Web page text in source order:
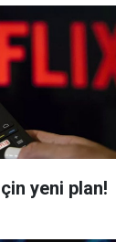
yeni plan!